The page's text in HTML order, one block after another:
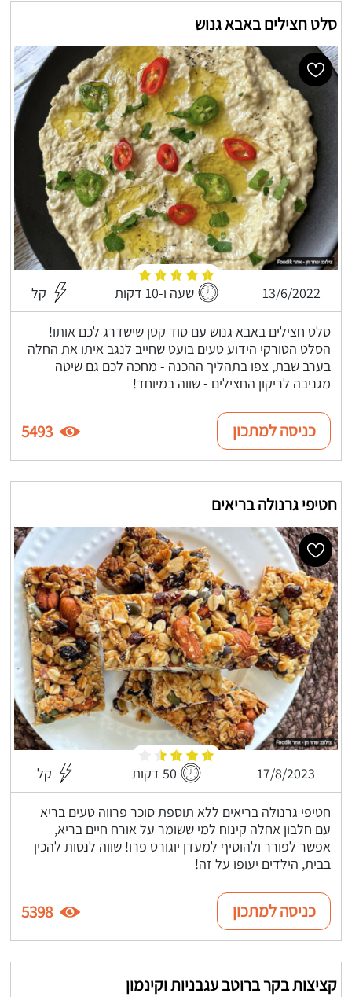
סלט חצילים באבא גנוש
13/6/2022 שעה ו-10 דקות קל
סלט חצילים באבא גנוש עם סוד קטן שישדרג לכם אותו!
הסלט הטורקי הידוע טעים בועט שחייב לנגב איתו את החלה
בערב שבת, צפו בתהליך ההכנה - מחכה לכם גם שיטה
מגניבה לריקון החצילים - שווה במיוחד!
כניסה למתכון 5493
חטיפי גרנולה בריאים
17/8/2023 50 דקות קל
חטיפי גרנולה בריאים ללא תוספת סוכר פרווה טעים בריא
עם חלבון אחלה קינוח למי ששומר על אורח חיים בריא,
אפשר לפורר ולהוסיף למעדן יוגורט פרו! שווה לנסות להכין
בבית, הילדים יעופו על זה!
כניסה למתכון 5398
קציצות בקר ברוטב עגבניות וקינמון